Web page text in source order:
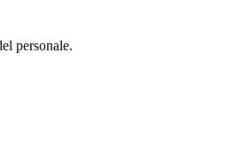
personale.